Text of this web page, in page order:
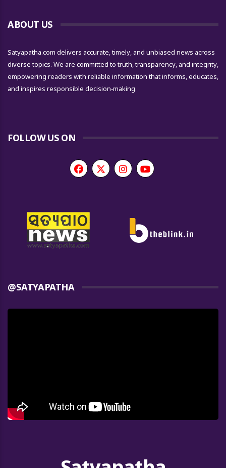
ABOUT US
Satyapatha.com delivers accurate, timely, and unbiased news across
diverse topics. We are committed to truth, transparency, and integrity,
empowering readers with reliable information that informs, educates,
and inspires responsible decision-making.
FOLLOW US ON
@SATYAPATHA